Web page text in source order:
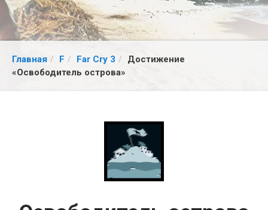
Главная F Far Cry 3
Достижение
«Освободитель острова»